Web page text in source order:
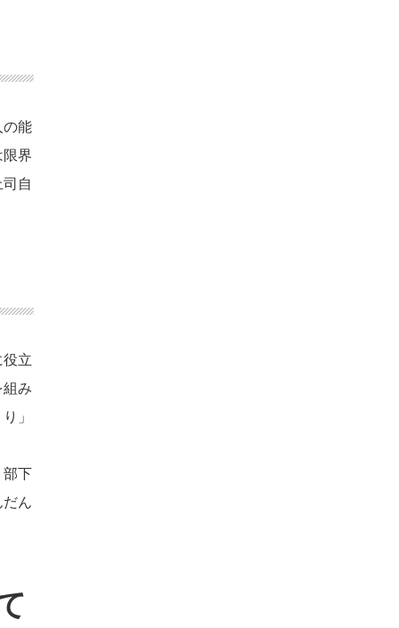
の能
界
自
役立
み
」
部下
ん